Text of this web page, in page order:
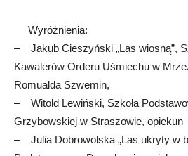
Wyróżnienia:
– Jakub Cieszyński „Las wiosną”,
Kawalerów Orderu Uśmiechu w
Romualda Szwemin,
– Witold Lewiński, Szkoła
Grzybowskiej w Straszowie, opiekun
– Julia Dobrowolska „Las ukryty w